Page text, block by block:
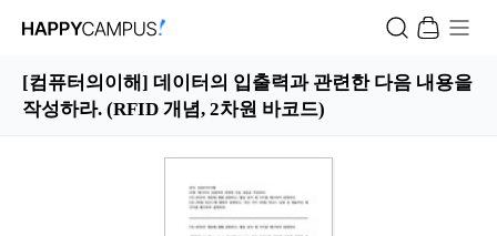
[컴퓨터의이해] 데이터의 입출력과 관련한 다음 내용을
작성하라. (RFID 개념, 2차원 바코드)